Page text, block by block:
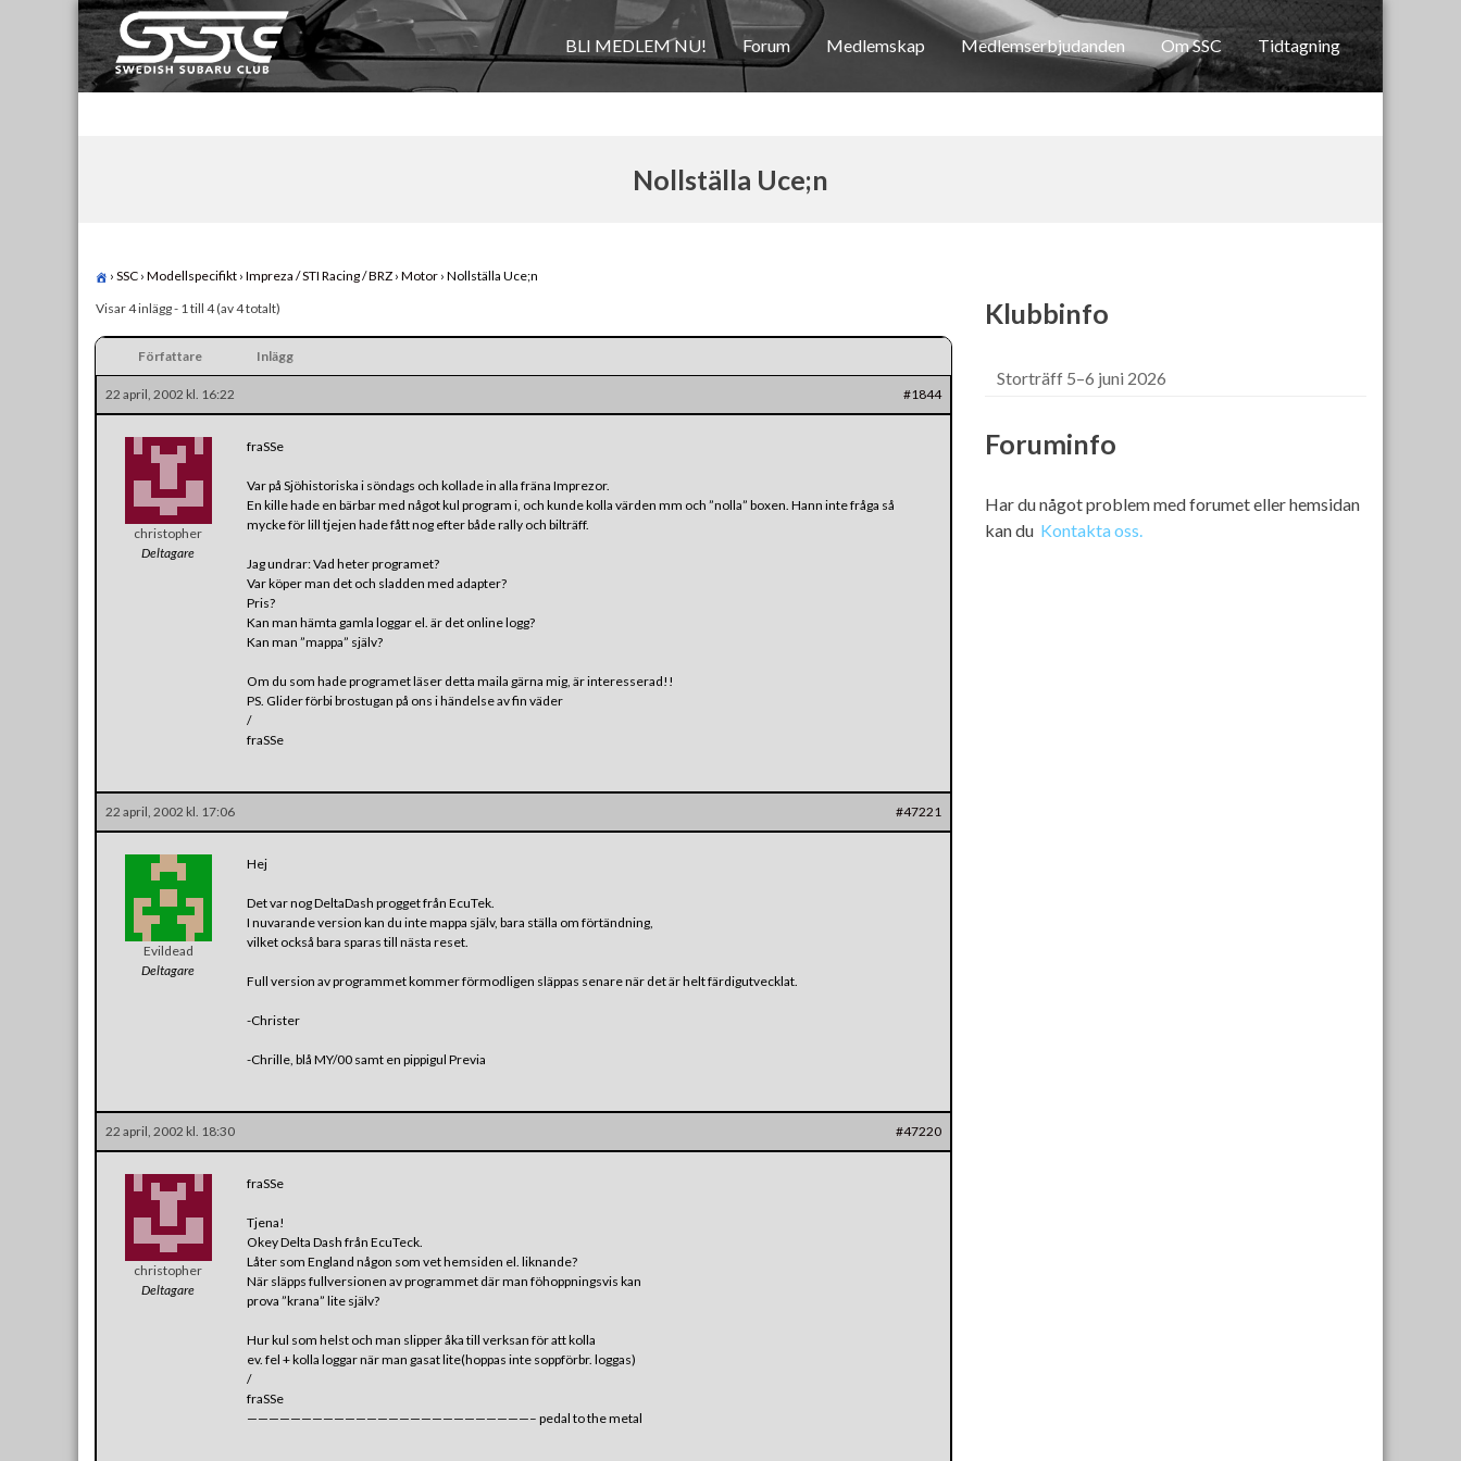
Skip
to
content
Swedish Subaru Club
För oss som älskar Subaru!
BLI MEDLEM NU! Forum Medlemskap Medlemserbjudanden Om SSC Tidtagning
Nollställa Uce;n
› SSC › Modellspecifikt › Impreza / STI Racing / BRZ › Motor › Nollställa Uce;n
Visar 4 inlägg - 1 till 4 (av 4 totalt)
Författare Inlägg
22 april, 2002 kl. 16:22 #1844
christopher
Deltagare
fraSSe
Var på Sjöhistoriska i söndags och kollade in alla fräna Imprezor.
En kille hade en bärbar med något kul program i, och kunde kolla värden mm och ”nolla” boxen. Hann inte fråga så
mycke för lill tjejen hade fått nog efter både rally och bilträff.
Jag undrar: Vad heter programet?
Var köper man det och sladden med adapter?
Pris?
Kan man hämta gamla loggar el. är det online logg?
Kan man ”mappa” själv?
Om du som hade programet läser detta maila gärna mig, är interesserad!!
PS. Glider förbi brostugan på ons i händelse av fin väder
/
fraSSe
22 april, 2002 kl. 17:06 #47221
Evildead
Deltagare
Hej
Det var nog DeltaDash progget från EcuTek.
I nuvarande version kan du inte mappa själv, bara ställa om förtändning,
vilket också bara sparas till nästa reset.
Full version av programmet kommer förmodligen släppas senare när det är helt färdigutvecklat.
-Christer
-Chrille, blå MY/00 samt en pippigul Previa
22 april, 2002 kl. 18:30 #47220
christopher
Deltagare
fraSSe
Tjena!
Okey Delta Dash från EcuTeck.
Låter som England någon som vet hemsiden el. liknande?
När släpps fullversionen av programmet där man föhoppningsvis kan
prova ”krana” lite själv?
Hur kul som helst och man slipper åka till verksan för att kolla
ev. fel + kolla loggar när man gasat lite(hoppas inte soppförbr. loggas)
/
fraSSe
——————————————————————————– pedal to the metal
Klubbinfo
Storträff 5–6 juni 2026
Foruminfo
Har du något problem med forumet eller hemsidan
kan du Kontakta oss.